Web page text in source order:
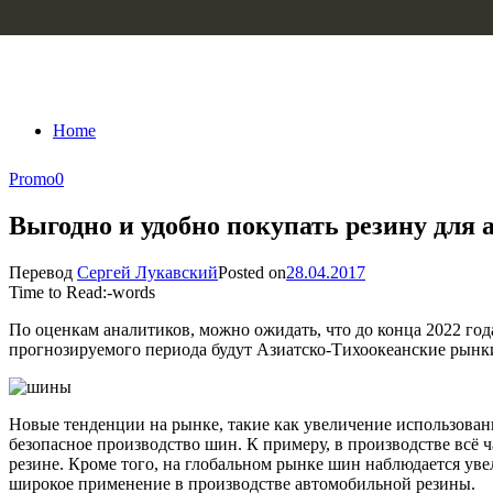
Home
Promo0
Выгодно и удобно покупать резину для
Перевод Сергей ЛукавскийPosted on28.04.2017
Time to Read:-words
По оценкам аналитиков, можно ожидать, что до конца 2022
прогнозируемого периода будут Азиатско-Тихоокеанские
Новые тенденции на рынке, такие как увеличение
безопасное производство шин. К примеру, в производстве
резине. Кроме того, на глобальном рынке шин наблюдается
широкое применение в производстве автомобильной резины.